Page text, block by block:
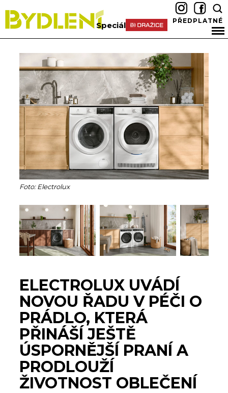
Speciál PŘEDPLATNÉ
Foto: Electrolux
ELECTROLUX UVÁDÍ
NOVOU ŘADU V PÉČI O
PRÁDLO, KTERÁ
PŘINÁŠÍ JEŠTĚ
ÚSPORNĚJŠÍ PRANÍ A
PRODLOUŽÍ
ŽIVOTNOST OBLEČENÍ